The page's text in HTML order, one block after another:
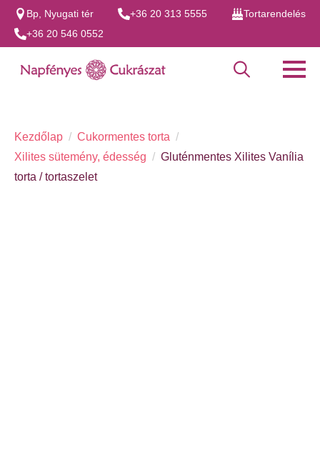
Bp, Nyugati tér +36 20 313 5555
Tortarendelés
+36 20 546 0552
Kezdőlap
Cukormentes torta
Xilites sütemény, édesség
Gluténmentes Xilites Vanília
torta / tortaszelet